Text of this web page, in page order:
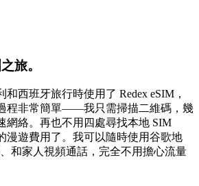
旅。
西班牙旅行時使用了 Redex eSIM，
程非常簡單——我只需掃描二維碼，幾
網絡。再也不用四處尋找本地 SIM
漫遊費用了。我可以隨時使用谷歌地
、和家人視頻通話，完全不用擔心流量